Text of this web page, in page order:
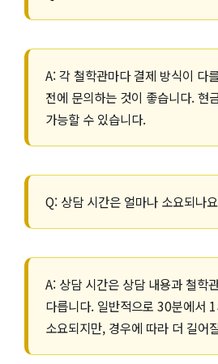
A: 각 철학관마다 결제 방식이 다
전에 문의하는 것이 좋습니다. 현
가능할 수 있습니다.
Q: 상담 시간은 얼마나 소요되나
A: 상담 시간은 상담 내용과 철학
다릅니다. 일반적으로 30분에서
소요되지만, 경우에 따라 더 길어